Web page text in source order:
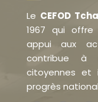
Le CEFOD
1967 qui
appui aux
contribue à
citoyennes et
progrès